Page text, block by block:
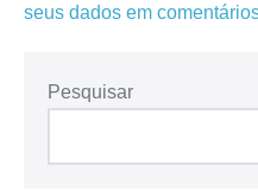
seus dados em
Pesquisar